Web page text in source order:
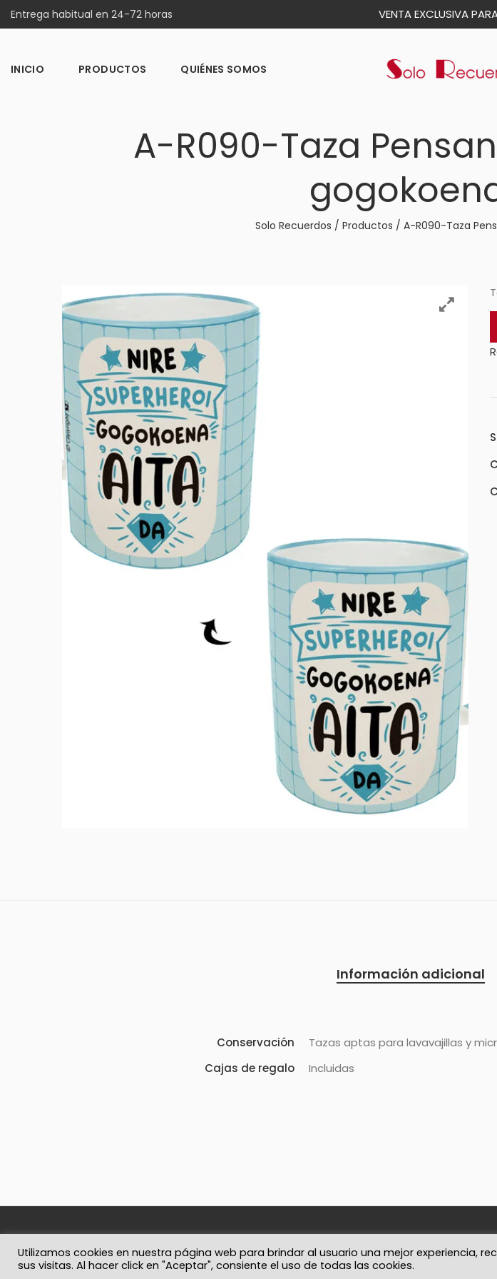
Entrega habitual en 24-72 horas VENTA EXCLUSIVA
INICIO PRODUCTOS QUIÉNES SOMOS
A-R090-Taza
Solo Recuerdos / Productos / A-R090-Taza
Información adicional
Conservación
Tazas aptas para lavavajillas y
Cajas de regalo
Incluidas
© 2026 Solo Recuerdos Política de privacidad Términos y Condiciones Contacto
Utilizamos cookies en nuestra página web para brindar al usuario una mejor experiencia,
sus visitas. Al hacer click en "Aceptar", consiente el uso de todas las cookies.